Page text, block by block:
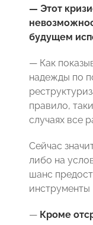
— Этот
будущем
— Как
надежды по
правило,
случаях все
Сейчас
либо на
шанс
инструменты
— Кроме